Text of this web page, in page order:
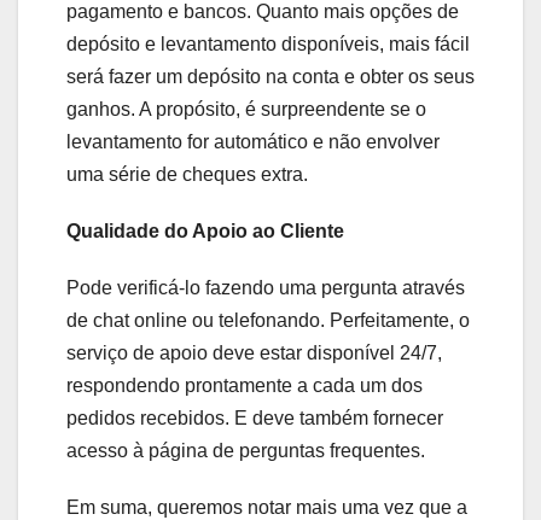
pagamento e bancos. Quanto mais opções de
depósito e levantamento disponíveis, mais fácil
será fazer um depósito na conta e obter os seus
ganhos. A propósito, é surpreendente se o
levantamento for automático e não envolver
uma série de cheques extra.
Qualidade do Apoio ao Cliente
Pode verificá-lo fazendo uma pergunta através
de chat online ou telefonando. Perfeitamente, o
serviço de apoio deve estar disponível 24/7,
respondendo prontamente a cada um dos
pedidos recebidos. E deve também fornecer
acesso à página de perguntas frequentes.
Em suma, queremos notar mais uma vez que a